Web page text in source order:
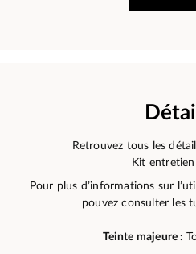
Retrouvez tous les
Kit
Pour plus d’informations sur
pouvez consulter les
Teinte majeure :